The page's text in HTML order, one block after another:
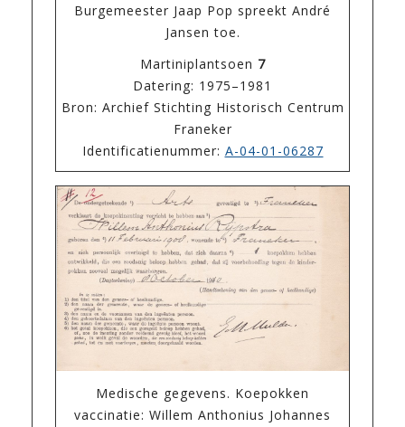
Burgemeester Jaap Pop spreekt André
Jansen toe.
Martiniplantsoen 7
Datering: 1975–1981
Bron: Archief Stichting Historisch Centrum
Franeker
Identificatienummer: A-04-01-06287
Medische gegevens. Koepokken
vaccinatie: Willem Anthonius Johannes